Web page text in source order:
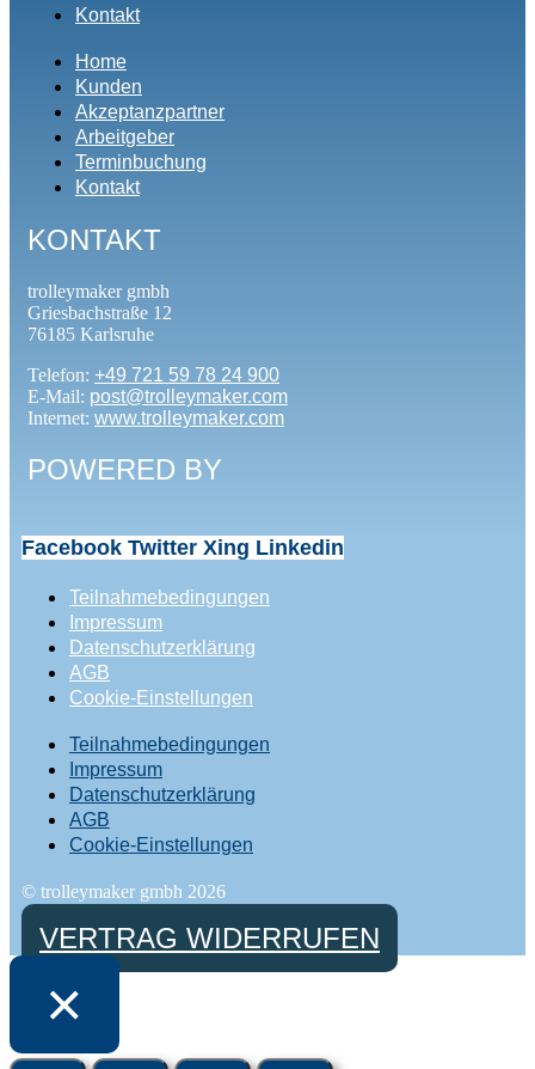
Kontakt
Home
Kunden
Akzeptanzpartner
Arbeitgeber
Terminbuchung
Kontakt
KONTAKT
trolleymaker gmbh
Griesbachstraße 12
76185 Karlsruhe
Telefon: +49 721 59 78 24 900
E-Mail: post@trolleymaker.com
Internet: www.trolleymaker.com
POWERED BY
Facebook Twitter Xing Linkedin
Teilnahmebedingungen
Impressum
Datenschutzerklärung
AGB
Cookie-Einstellungen
Teilnahmebedingungen
Impressum
Datenschutzerklärung
AGB
Cookie-Einstellungen
© trolleymaker gmbh 2026
VERTRAG WIDERRUFEN
×